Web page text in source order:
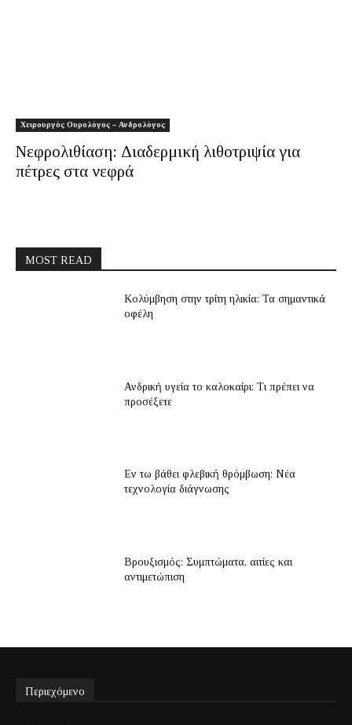
Χειρουργός Ουρολόγος – Ανδρολόγος
Νεφρολιθίαση: Διαδερμική λιθοτριψία για
πέτρες στα νεφρά
MOST READ
Κολύμβηση στην τρίτη ηλικία: Τα σημαντικά
οφέλη
Ανδρική υγεία το καλοκαίρι: Τι πρέπει να
προσέξετε
Εν τω βάθει φλεβική θρόμβωση: Νέα
τεχνολογία διάγνωσης
Βρουξισμός: Συμπτώματα, αιτίες και
αντιμετώπιση
Περιεχόμενο